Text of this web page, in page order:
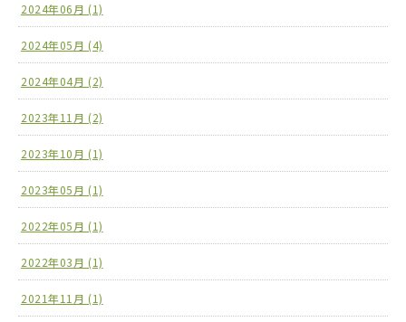
2024年06月 (1)
2024年05月 (4)
2024年04月 (2)
2023年11月 (2)
2023年10月 (1)
2023年05月 (1)
2022年05月 (1)
2022年03月 (1)
2021年11月 (1)